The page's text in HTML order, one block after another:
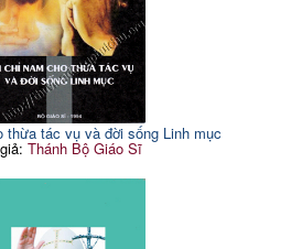
thừa tác vụ và đời sống Linh mục
Thánh Bộ Giáo Sĩ